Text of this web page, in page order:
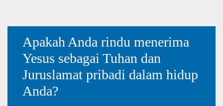
Apakah Anda rindu menerima
Yesus sebagai Tuhan dan
Juruslamat pribadi dalam hidup
Anda?